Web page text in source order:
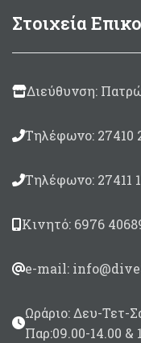
gram
Στοιχεία
Διεύθυνση:
Τηλέφωνο: 27410
Τηλέφωνο: 27411
Κινητό: 6976
e-mail:
Ωράριο: Δευ-Τετ-
Παρ:09.00-14.00 &